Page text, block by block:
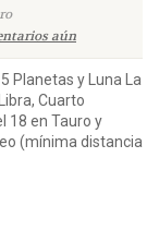
aún
Planetas y Luna La
Cuarto
18 en Tauro y
(mínima distancia